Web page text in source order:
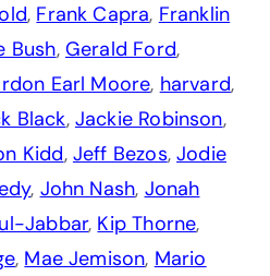
, Frank Capra, Franklin
Bush, Gerald Ford,
Earl Moore, harvard,
Black, Jackie Robinson,
Kidd, Jeff Bezos,Jodie
, John Nash, Jonah
Jabbar, Kip Thorne,
, Mae Jemison, Mario